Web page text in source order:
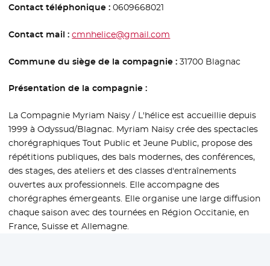
Contact téléphonique :0609668021
Contact mail :cmnhelice@gmail.com
Commune du siège de la compagnie :31700 Blagnac
Présentation de la compagnie :
La Compagnie Myriam Naisy / L'hélice est accueillie depuis
1999 à Odyssud/Blagnac. Myriam Naisy crée des spectacles
chorégraphiques Tout Public et Jeune Public, propose des
répétitions publiques, des bals modernes, des conférences,
des stages, des ateliers et des classes d'entraînements
ouvertes aux professionnels. Elle accompagne des
chorégraphes émergeants. Elle organise une large diffusion
chaque saison avec des tournées en Région Occitanie, en
France, Suisse et Allemagne.